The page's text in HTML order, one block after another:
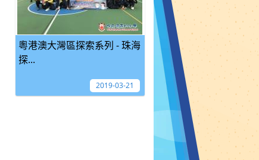
粵港澳大灣區探索系列 - 珠海
探...
2019-03-21